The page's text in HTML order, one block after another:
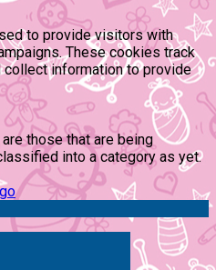
to provide visitors with
These cookies track
information to provide
those that are being
into a category as yet.